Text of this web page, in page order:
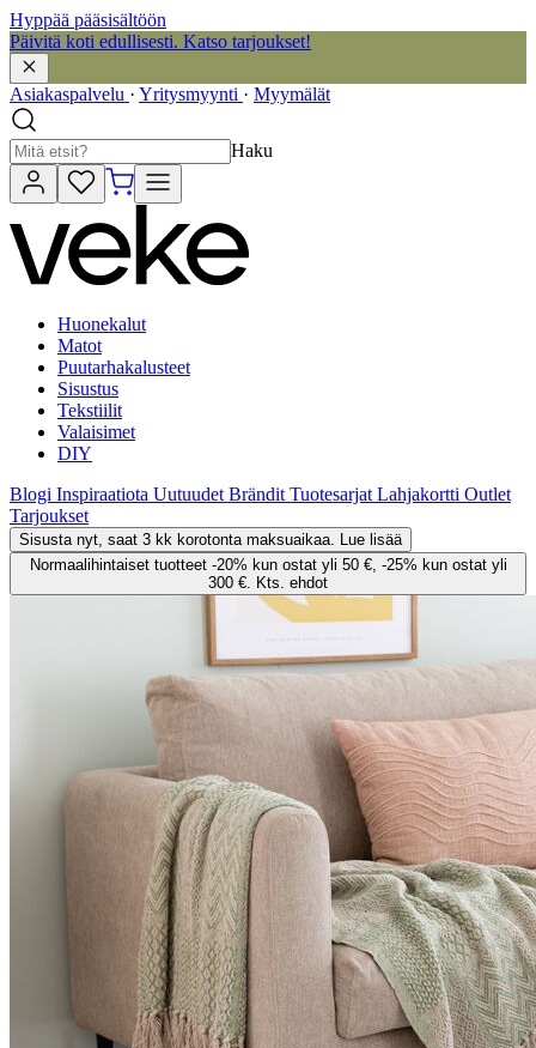
Hyppää pääsisältöön
Päivitä koti edullisesti. Katso tarjoukset!
Asiakaspalvelu · Yritysmyynti · Myymälät
Haku
Huonekalut
Matot
Puutarhakalusteet
Sisustus
Tekstiilit
Valaisimet
DIY
Blogi Inspiraatiota Uutuudet Brändit Tuotesarjat Lahjakortti Outlet
Tarjoukset
Sisusta nyt, saat 3 kk korotonta maksuaikaa. Lue lisää
Normaalihintaiset tuotteet -20% kun ostat yli 50 €, -25% kun ostat yli
300 €. Kts. ehdot